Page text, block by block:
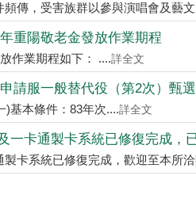
頻傳，受害族群以參與演唱會及藝
重陽敬老金發放作業期程
作業期程如下： ....詳全文
請服一般替代役（第2次）甄
基本條件：83年次....詳全文
一卡通製卡系統已修復完成，
製卡系統已修復完成，歡迎至本所